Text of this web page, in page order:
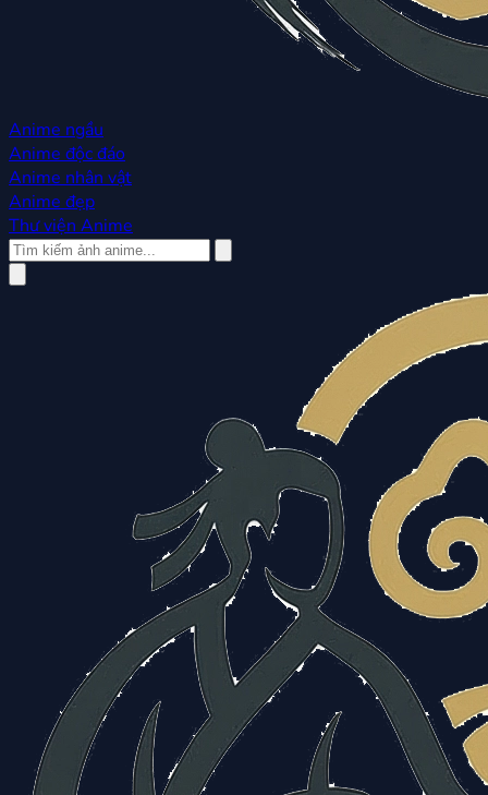
Anime ngầu
Anime độc đáo
Anime nhân vật
Anime đẹp
Thư viện Anime